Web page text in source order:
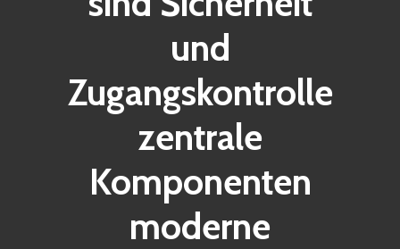
und
Zugangskontrolle
zentrale
Komponenten
moderne